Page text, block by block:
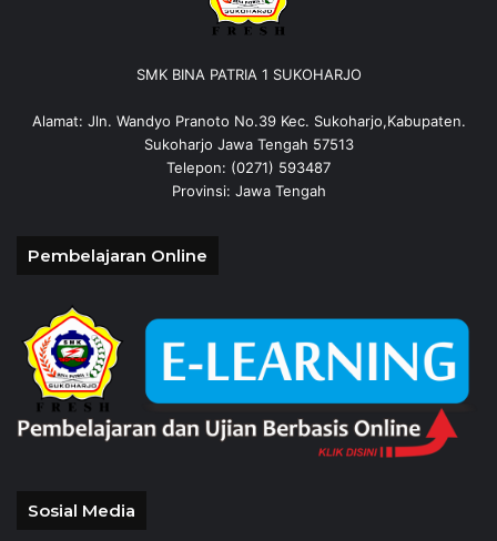
SMK BINA PATRIA 1 SUKOHARJO
Alamat: Jln. Wandyo Pranoto No.39 Kec. Sukoharjo,Kabupaten.
Sukoharjo Jawa Tengah 57513
Telepon: (0271) 593487
Provinsi: Jawa Tengah
Pembelajaran Online
Sosial Media